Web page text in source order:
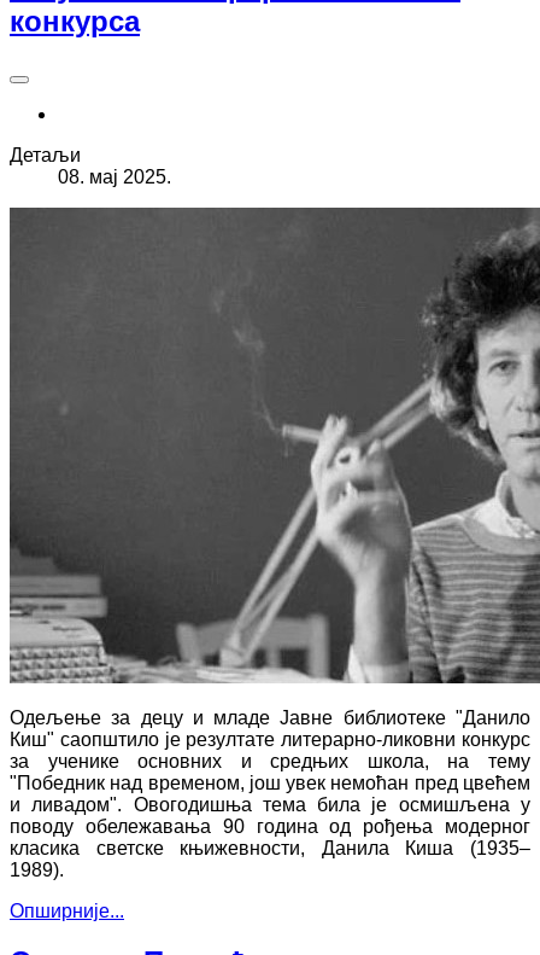
конкурса
Детаљи
08. мај 2025.
Одељење за децу и младе Јавне библиотеке "Данило
Киш" саопштило је резултате литерарно-ликовни конкурс
за ученике основних и средњих школа, на тему
"Победник над временом, још увек немоћан пред цвећем
и ливадом". Овогодишња тема била је осмишљена у
поводу обележавања 90 година од рођења модерног
класика светске књижевности, Данила Киша (1935–
1989).
Опширније...